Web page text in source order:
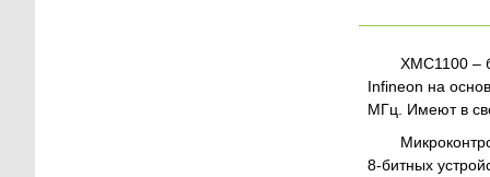
XMC1100 –
Infineon на
МГц. Имеют в
8-битных